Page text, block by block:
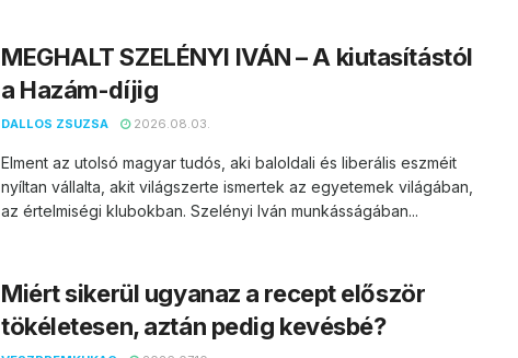
MEGHALT SZELÉNYI IVÁN – A kiutasítástól
a Hazám-díjig
DALLOS ZSUZSA 2026.08.03.
Elment az utolsó magyar tudós, aki baloldali és liberális eszméit
nyíltan vállalta, akit világszerte ismertek az egyetemek világában,
az értelmiségi klubokban. Szelényi Iván munkásságában...
Miért sikerül ugyanaz a recept először
tökéletesen, aztán pedig kevésbé?